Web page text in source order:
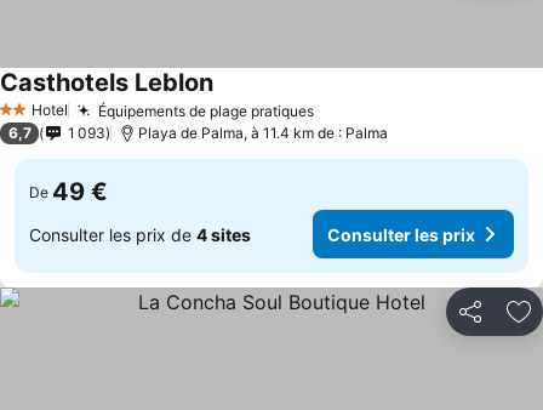
2 Étoiles
Hotel Équipements de plage pratiques
Casthotels Leblon
6,7 1 093 Playa de Palma, à 11.4 km de : Palma
De 49 €
Consulter les prix de 4 sites Consulter les prix
Partager